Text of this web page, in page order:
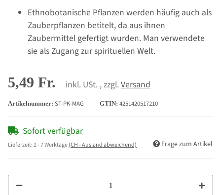
Ethnobotanische Pflanzen werden häufig auch als
Zauberpflanzen betitelt, da aus ihnen
Zaubermittel gefertigt wurden. Man verwendete
sie als Zugang zur spirituellen Welt.
5,49 Fr. inkl. USt. , zzgl. Versand
Artikelnummer: ST-PK-MAG GTIN: 4251420517210
Sofort verfügbar
Lieferzeit:2 - 7 Werktage(CH - Ausland abweichend) Frage zum Artikel